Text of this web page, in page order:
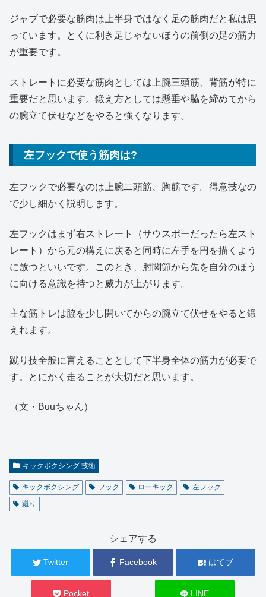
ジャブで必要な筋肉は上半身ではなく足の筋肉だと私は思
っています。とくに利き足じゃないほうの前側の足の筋力
が重要です。
ストレートに必要な筋肉としては上腕三頭筋、背筋が特に
重要だと思います。鍛え方としては懸垂や脇を締めてから
の腕立て伏せなどをやると強くなります。
左フックで使う筋肉は?
左フックで必要なのは上腕二頭筋、胸筋です。得意技なの
で少し細かく説明します。
左フックはまず右ストレート（サウスポーだったら左スト
レート）から元の構えに戻ると同時に左手を円を描くよう
に放つといいです。このとき、肘関節から先を自分のほう
に向ける意識を持つと威力が上がります。
主な筋トレは脇を少し開いてからの腕立て伏せをやると鍛
えれます。
蹴り技全般に言えることとして下半身全体の筋力が必要で
す。とにかく走ることが大切だと思います。
（文・Buuちゃん）
キックボクシング 技術
キックボクシング フック ローキック
左フック
蹴り
シェアする
Twitter Facebook はてブ
Pocket LINE